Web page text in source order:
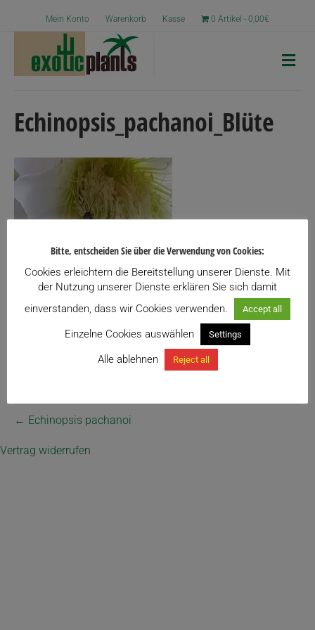
Mein Konto Warenkorb Kasse 0 Artikel 0,00€
N
a
Echinopsis_pachanoi_Blüte
← Echinopsis pachanoi
Vertrag widerrufen
Bitte, entscheiden Sie über die Verwendung von Cookies:
Cookies erleichtern die Bereitstellung unserer Dienste. Mit
der Nutzung unserer Dienste erklären Sie sich damit
einverstanden, dass wir Cookies verwenden.
Accept all
Einzelne Cookies auswählen Settings
Alle ablehnen Reject all